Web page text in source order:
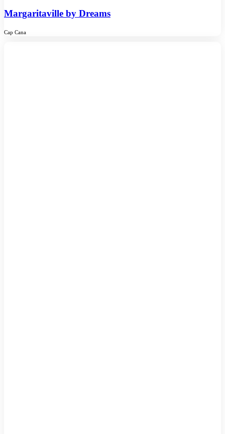
Margaritaville by Dreams
Cap Cana